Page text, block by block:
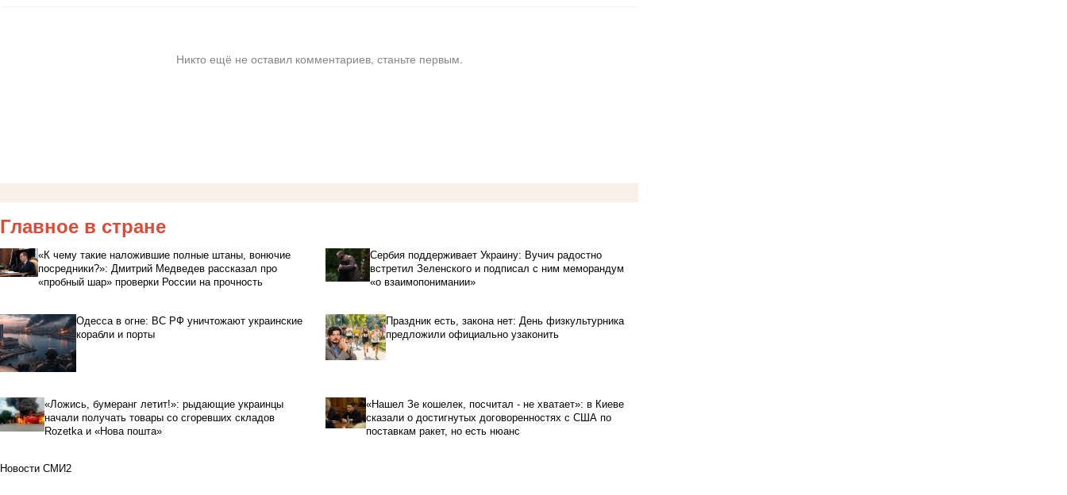
Никто ещё не оставил комментариев, станьте первым.
Главное в стране
«К чему такие наложившие полные штаны, вонючие
посредники?»: Дмитрий Медведев рассказал про
«пробный шар» проверки России на прочность
Сербия поддерживает Украину: Вучич радостно
встретил Зеленского и подписал с ним меморандум
«о взаимопонимании»
Одесса в огне: ВС РФ уничтожают украинские
корабли и порты
Праздник есть, закона нет: День физкультурника
предложили официально узаконить
«Ложись, бумеранг летит!»: рыдающие украинцы
начали получать товары со сгоревших складов
Rozetka и «Нова пошта»
«Нашел Зе кошелек, посчитал - не хватает»: в Киеве
сказали о достигнутых договоренностях с США по
поставкам ракет, но есть нюанс
Новости СМИ2